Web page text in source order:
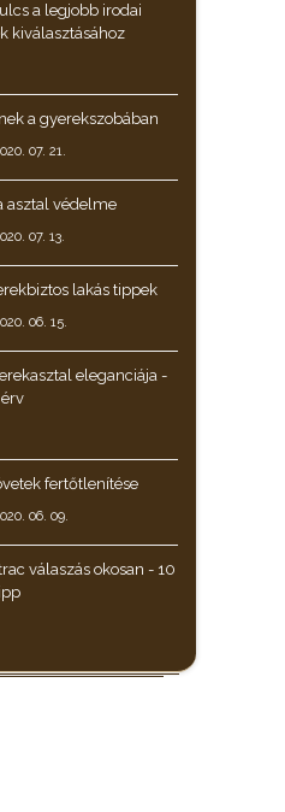
a legjobb irodai
kiválasztásához
a gyerekszobában
07. 21.
asztal védelme
07. 13.
lakás tippek
06. 15.
eleganciája -
érv
fertőtlenítése
06. 09.
válaszás okosan - 10